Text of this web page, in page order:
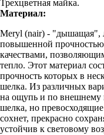
Трехцветная майка.
Материал:
Meryl (nair) - "дышащая",
повышенной
качествами,
тепло. Этот материал
прочность которых в
шелка. Из различных
на ощупь и по внешнему
шелка, но
сохнет, прекрасно
устойчив к световому